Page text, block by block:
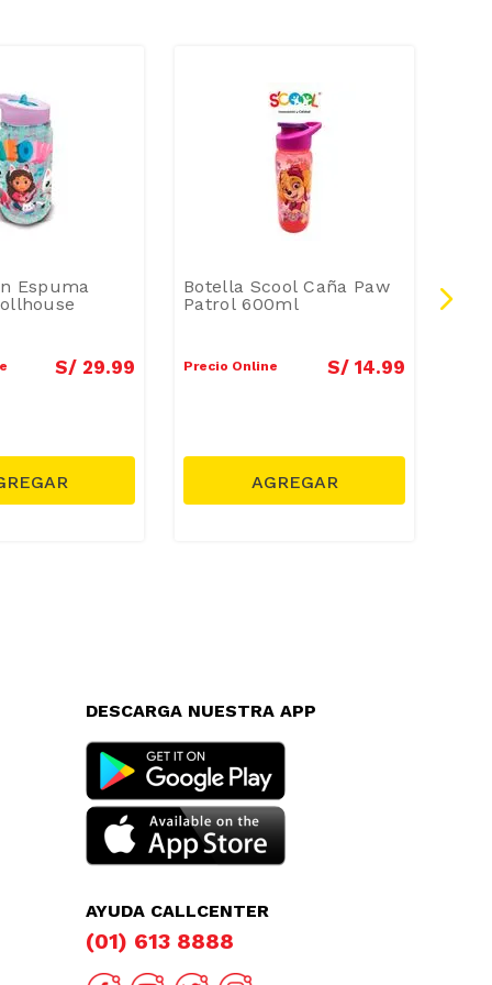
Espuma
S/ 29.99
Botella Scool Caña Paw
Patrol 600ml
Precio Online S/ 14.99
DESCARGA NUESTRA APP
AYUDA CALLCENTER
(01) 613 8888